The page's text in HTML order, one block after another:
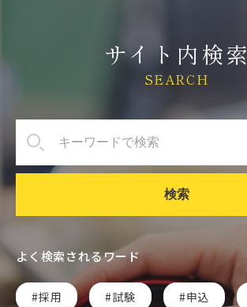
サイト内検索
SEARCH
検索
よく検索されるワード
採用 試験 申込